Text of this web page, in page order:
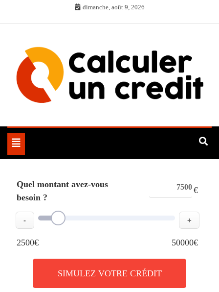
dimanche, août 9, 2026
Toggle
navigation
Quel montant avez-vous
besoin ?
€
- +
2500€ 50000€
SIMULEZ VOTRE CRÉDIT